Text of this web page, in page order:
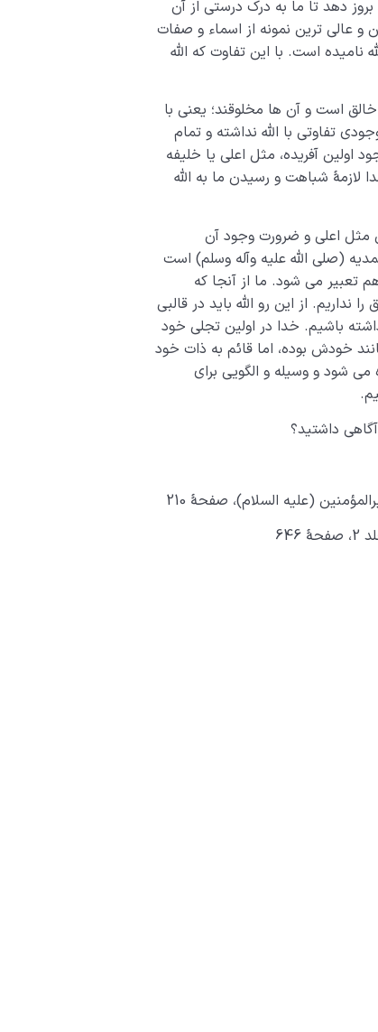
دهد تا ما به درک درستی از آن
و عالی ترین نمونه از اسماء و صفات
نامیده است. با این تفاوت که الله
خالق است و آن ها مخلوقند؛ یعنی با
تفاوتی با الله نداشته و تمام
اولین آفریده، مثل اعلی یا خلیفه
لازمۀ شباهت و رسیدن ما به الله
مثل اعلی و ضرورت وجود آن
(صلی الله علیه وآله وسلم) است
تعبیر می شود. ما از آنجا که
از این رو الله باید در قالبی
باشیم. خدا در اولین تجلی خود
خودش بوده، اما قائم به ذات خود
شود و وسیله و الگویی برای
داشتید؟
(علیه السلام)، صفحۀ 210